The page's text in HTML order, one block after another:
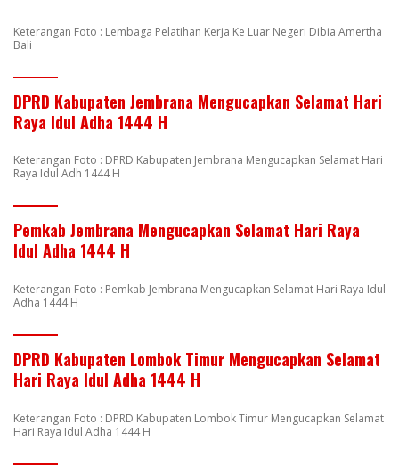
Keterangan Foto : Lembaga Pelatihan Kerja Ke Luar Negeri Dibia Amertha
Bali
DPRD Kabupaten Jembrana Mengucapkan Selamat Hari
Raya Idul Adha 1444 H
Keterangan Foto : DPRD Kabupaten Jembrana Mengucapkan Selamat Hari
Raya Idul Adh 1444 H
Pemkab Jembrana Mengucapkan Selamat Hari Raya
Idul Adha 1444 H
Keterangan Foto : Pemkab Jembrana Mengucapkan Selamat Hari Raya Idul
Adha 1444 H
DPRD Kabupaten Lombok Timur Mengucapkan Selamat
Hari Raya Idul Adha 1444 H
Keterangan Foto : DPRD Kabupaten Lombok Timur Mengucapkan Selamat
Hari Raya Idul Adha 1444 H